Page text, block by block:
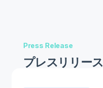
Press Release
プレスリリース